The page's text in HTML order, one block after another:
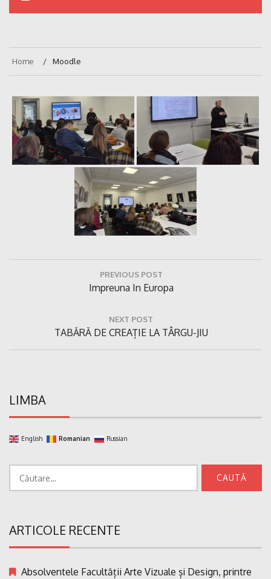
Home Moodle
PREVIOUS POST
Previous
Impreuna In Europa
NEXT POST
Next
Post:
TABĂRĂ DE CREAȚIE LA TÂRGU-JIU
LIMBA
English Romanian Russian
ARTICOLE RECENTE
Absolventele Facultății Arte Vizuale și Design, printre